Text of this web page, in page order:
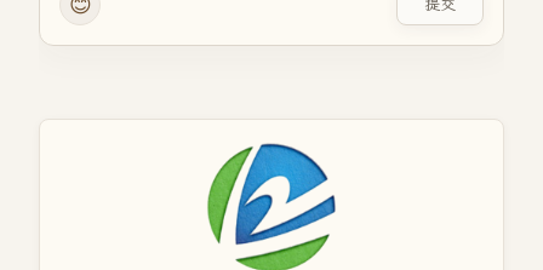
提交